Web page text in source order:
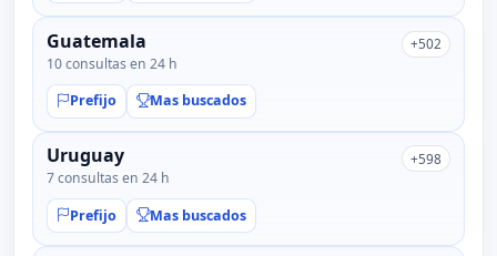
Guatemala
10 consultas en 24 h
+502
Prefijo Mas buscados
Uruguay
7 consultas en 24 h
+598
Prefijo Mas buscados